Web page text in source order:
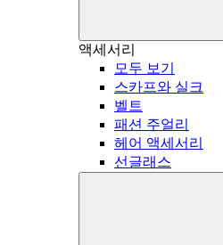
액세서리
모두 보기
스카프와 실크
벨트
패션 주얼리
헤어 액세서리
선글래스